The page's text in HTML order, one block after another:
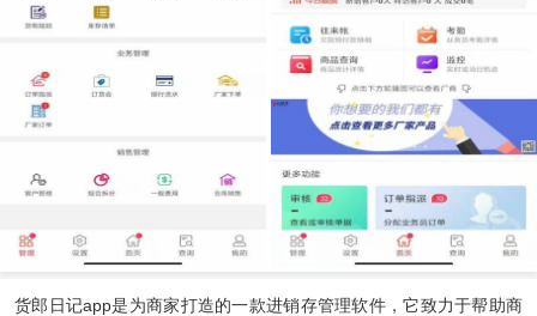
货郎日记app是为商家打造的一款进销存管理软件，它致力于帮助商